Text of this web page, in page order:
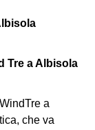
Tre a Albisola
a
che va